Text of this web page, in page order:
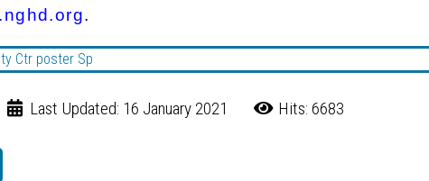
.
Last Updated: 16 January 2021 Hits: 6683
AT MACK GASTON COMMUNITY CENTER THIS SATURDAY!
Health Depts in North GA Begin Reopening Monday